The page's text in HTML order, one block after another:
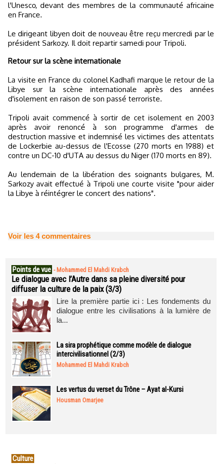
l'Unesco, devant des membres de la communauté africaine
en France.
Le dirigeant libyen doit de nouveau être reçu mercredi par le
président Sarkozy. Il doit repartir samedi pour Tripoli.
Retour sur la scène internationale
La visite en France du colonel Kadhafi marque le retour de la
Libye sur la scène internationale après des années
d'isolement en raison de son passé terroriste.
Tripoli avait commencé à sortir de cet isolement en 2003
après avoir renoncé à son programme d'armes de
destruction massive et indemnisé les victimes des attentats
de Lockerbie au-dessus de l'Ecosse (270 morts en 1988) et
contre un DC-10 d'UTA au dessus du Niger (170 morts en 89).
Au lendemain de la libération des soignants bulgares, M.
Sarkozy avait effectué à Tripoli une courte visite "pour aider
la Libye à réintégrer le concert des nations".
Voir les 4commentaires
Points de vue - Mohammed El Mahdi Krabch
Le dialogue avec l’Autre dans sa pleine diversité pour
diffuser la culture de la paix (3/3)
Lire la première partie ici : Les fondements du
dialogue entre les civilisations à la lumière de
la...
La sira prophétique comme modèle de dialogue
intercivilisationnel (2/3)
Mohammed El Mahdi Krabch
Les vertus du verset du Trône – Ayat al-Kursi
Housman Omarjee
Culture